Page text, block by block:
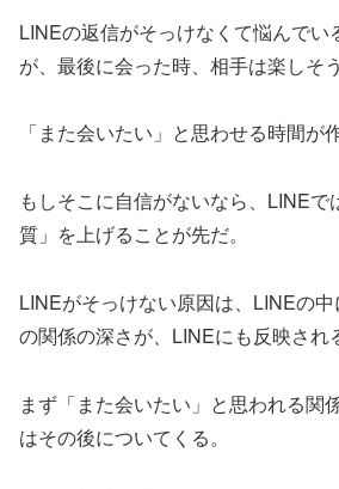
LINEの返信がそっけなくて悩んでい
が、最後に会った時、相手は楽しそ
「また会いたい」と思わせる時間が
もしそこに自信がないなら、LINE
質」を上げることが先だ。
LINEがそっけない原因は、LINEの
の関係の深さが、LINEにも反映され
まず「また会いたい」と思われる関
はその後についてくる。